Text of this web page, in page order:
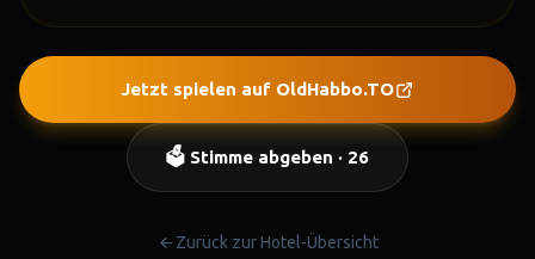
Jetzt spielen auf OldHabbo.TO
(öffnet in neuem Tab)
🗳️ Stimme abgeben · 26
Zurück zur Hotel-Übersicht